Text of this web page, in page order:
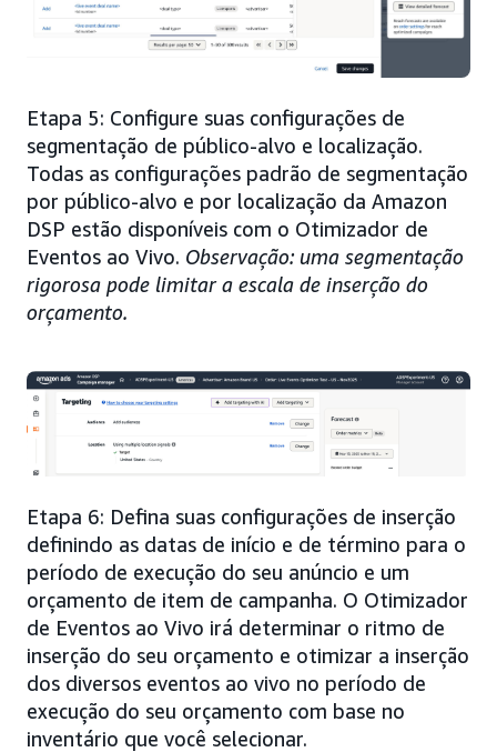
Etapa 5: Configure suas configurações de
segmentação de público-alvo e localização.
Todas as configurações padrão de segmentação
por público-alvo e por localização da Amazon
DSP estão disponíveis com o Otimizador de
Eventos ao Vivo. Observação: uma segmentação
rigorosa pode limitar a escala de inserção do
orçamento.
Etapa 6: Defina suas configurações de inserção
definindo as datas de início e de término para o
período de execução do seu anúncio e um
orçamento de item de campanha. O Otimizador
de Eventos ao Vivo irá determinar o ritmo de
inserção do seu orçamento e otimizar a inserção
dos diversos eventos ao vivo no período de
execução do seu orçamento com base no
inventário que você selecionar.